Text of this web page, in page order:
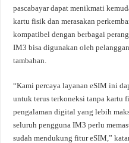
pascabayar dapat menikmati
kartu fisik dan merasakan
kompatibel dengan berbagai
IM3 bisa digunakan oleh
tambahan.
“Kami percaya layanan eSIM ini
untuk terus terkoneksi tanpa kartu
pengalaman digital yang lebih
seluruh pengguna IM3 perlu
sudah mendukung fitur eSIM,”